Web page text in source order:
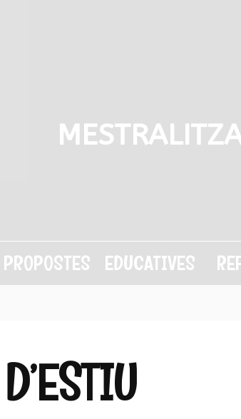
PROPOSTES EDUCATIVES